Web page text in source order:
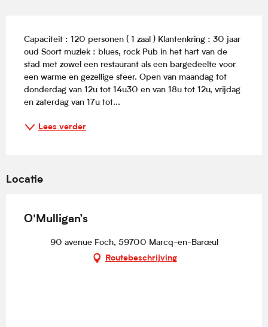
Capaciteit : 120 personen ( 1 zaal ) Klantenkring : 30 jaar
oud Soort muziek : blues, rock Pub in het hart van de
stad met zowel een restaurant als een bargedeelte voor
een warme en gezellige sfeer. Open van maandag tot
donderdag van 12u tot 14u30 en van 18u tot 12u, vrijdag
en zaterdag van 17u tot...
Lees verder
Locatie
O'Mulligan’s
90 avenue Foch, 59700 Marcq-en-Barœul
Routebeschrijving